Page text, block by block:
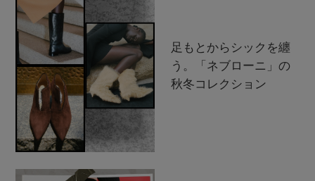
足もとからシックを纏
う。「ネブローニ」の
秋冬コレクション